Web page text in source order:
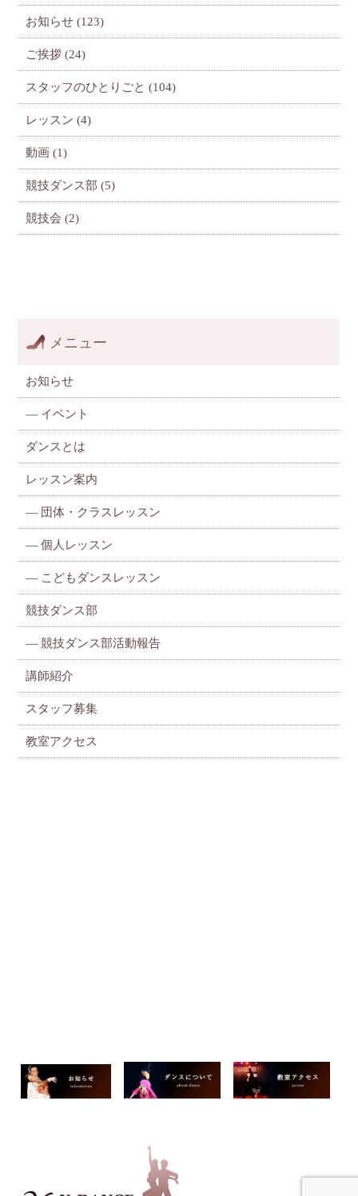
お知らせ (123)
ご挨拶 (24)
スタッフのひとりごと (104)
レッスン (4)
動画 (1)
競技ダンス部 (5)
競技会 (2)
メニュー
お知らせ
— イベント
ダンスとは
レッスン案内
— 団体・クラスレッスン
—個人レッスン
— こどもダンスレッスン
競技ダンス部
— 競技ダンス部活動報告
講師紹介
スタッフ募集
教室アクセス